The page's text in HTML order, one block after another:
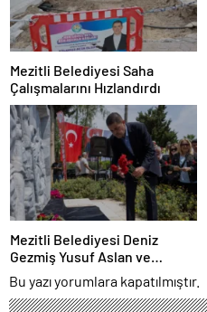
Mezitli Belediyesi Saha
Çalışmalarını Hızlandırdı
Mezitli Belediyesi Deniz
Gezmiş Yusuf Aslan ve
Hüseyin İnanı andı
Bu yazı yorumlara kapatılmıştır.